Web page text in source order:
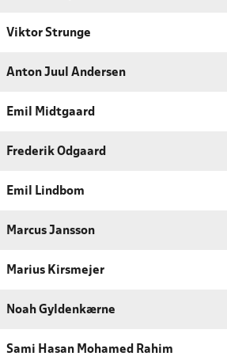
Viktor Strunge
Anton Juul Andersen
Emil Midtgaard
Frederik Odgaard
Emil Lindbom
Marcus Jansson
Marius Kirsmejer
Noah Gyldenkærne
Sami Hasan Mohamed Rahim